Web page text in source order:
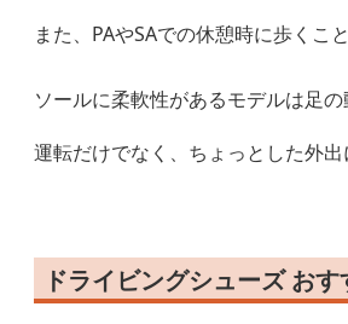
また、PAやSAでの休憩時に歩くこ
ソールに柔軟性があるモデルは足
運転だけでなく、ちょっとした外
ドライビングシューズ お